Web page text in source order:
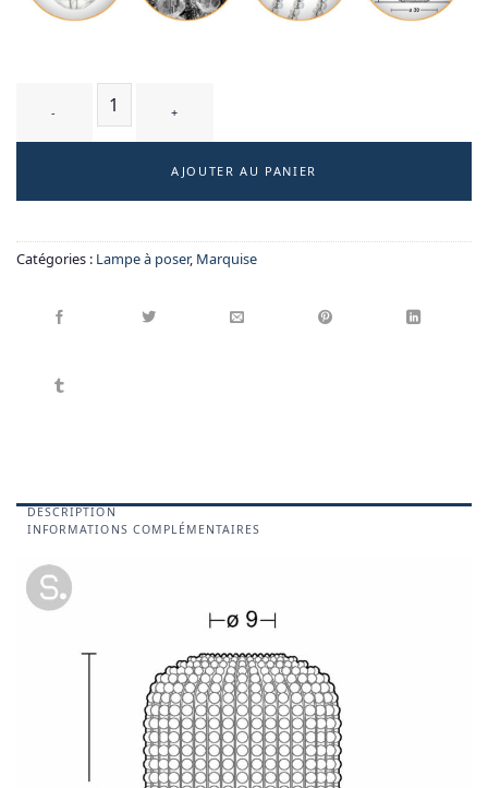
AJOUTER AU PANIER
Catégories : Lampe à poser, Marquise
DESCRIPTION
INFORMATIONS COMPLÉMENTAIRES